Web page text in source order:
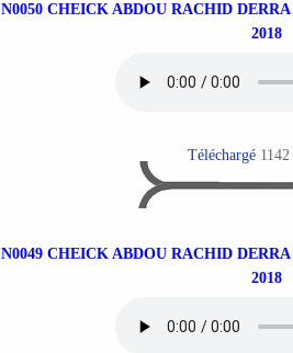
N0050 CHEICK ABDOU RACHID
2018
Téléchargé
N0049 CHEICK ABDOU RACHID
2018